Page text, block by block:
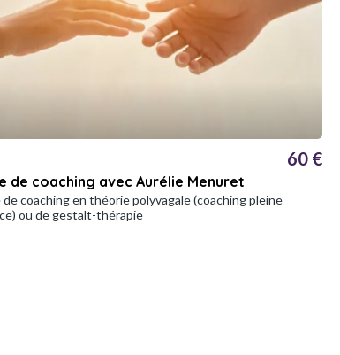
de coaching avec Aurélie Menuret
60 €
de coaching en théorie polyvagale (coaching pleine
ou de gestalt-thérapie